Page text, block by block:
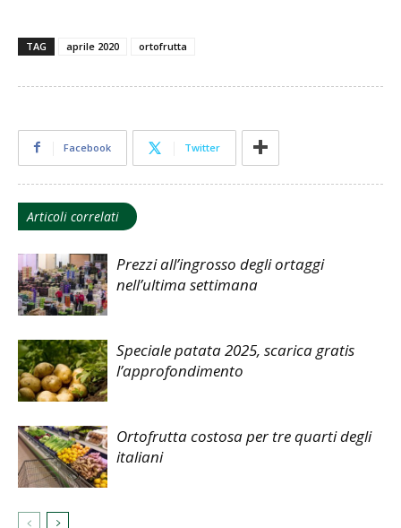
TAG aprile 2020 ortofrutta
Facebook Twitter
Articoli correlati
Prezzi all’ingrosso degli ortaggi
nell’ultima settimana
Speciale patata 2025, scarica gratis
l’approfondimento
Ortofrutta costosa per tre quarti degli
italiani